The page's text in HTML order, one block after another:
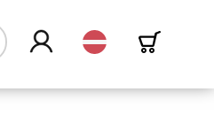
Latvijas